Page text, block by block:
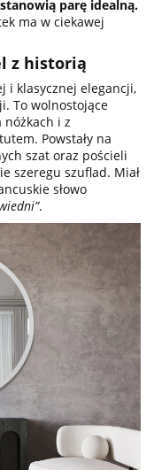
parę idealną.
ma w ciekawej
z historią
i klasycznej elegancji,
To wolnostojące
nóżkach i z
Powstały na
szat oraz pościeli
szeregu szuflad. Miał
słowo
.